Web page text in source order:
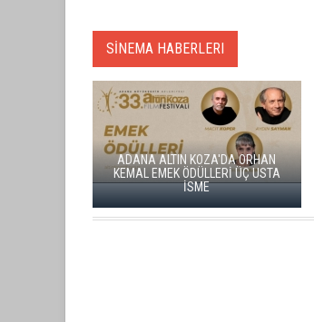
SİNEMA HABERLERI
ADANA ALTIN KOZA'DA ORHAN
KEMAL EMEK ÖDÜLLERİ ÜÇ USTA
İSME